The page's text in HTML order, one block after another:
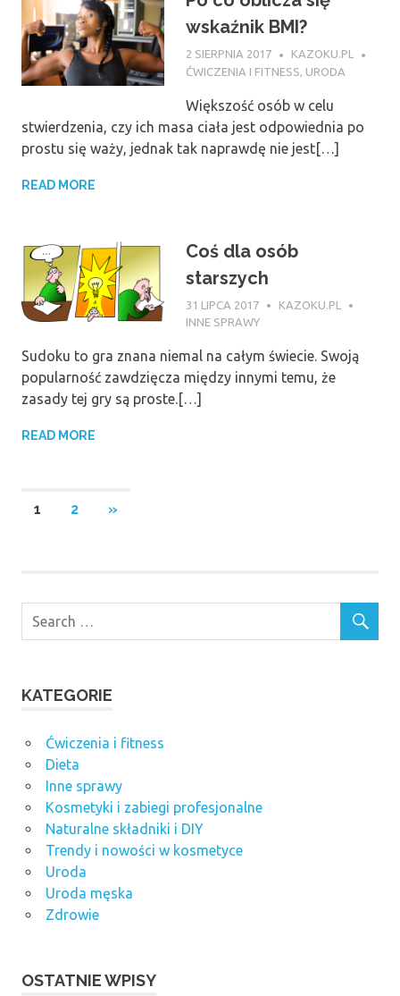
wskaźnik BMI?
2 SIERPNIA 2017
KAZOKU.PL
ĆWICZENIA I FITNESS URODA
Większość osób w celu
stwierdzenia, czy ich masa ciała jest odpowiednia po
prostu się waży, jednak tak naprawdę nie jest[…]
READ MORE
Coś dla osób
starszych
31 LIPCA 2017
KAZOKU.PL
INNE SPRAWY
Sudoku to gra znana niemal na całym świecie. Swoją
popularność zawdzięcza między innymi temu, że
zasady tej gry są proste.[…]
READ MORE
Stronicowanie
1 2
NEXT
»
KATEGORIE
Ćwiczenia i fitness
Dieta
Inne sprawy
Kosmetyki i zabiegi profesjonalne
Naturalne składniki i DIY
Trendy i nowości w kosmetyce
Uroda
Uroda męska
Zdrowie
OSTATNIE WPISY